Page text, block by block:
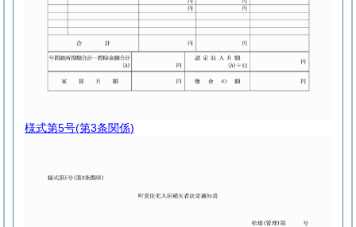
様式第5号(第3条関係)